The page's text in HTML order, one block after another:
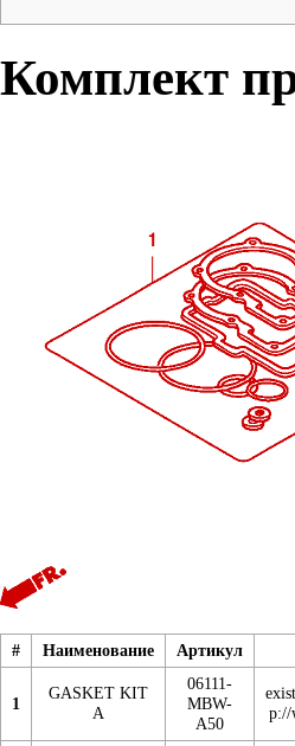
Комплект
# Наименование Артикул
1
GASKET KIT
A
06111-
MBW-
A50
exist